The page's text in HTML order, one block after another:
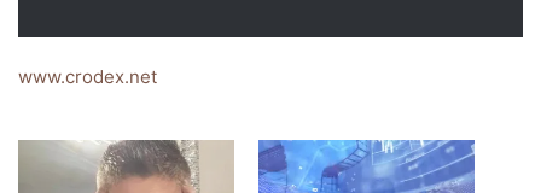
www.crodex.net